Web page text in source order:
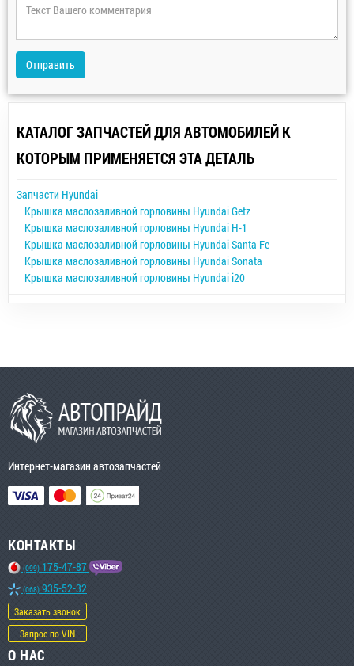
Отправить
КАТАЛОГ ЗАПЧАСТЕЙ ДЛЯ АВТОМОБИЛЕЙ К
КОТОРЫМ ПРИМЕНЯЕТСЯ ЭТА ДЕТАЛЬ
Запчасти Hyundai
Крышка маслозаливной горловины Hyundai Getz
Крышка маслозаливной горловины Hyundai H-1
Крышка маслозаливной горловины Hyundai Santa Fe
Крышка маслозаливной горловины Hyundai Sonata
Крышка маслозаливной горловины Hyundai i20
Интернет-магазин автозапчастей
КОНТАКТЫ
(099) 175-47-87
(068) 935-52-32
Заказать звонок
Запрос по VIN
О НАС